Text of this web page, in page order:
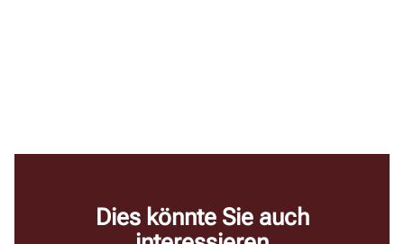
Dies könnte Sie auch